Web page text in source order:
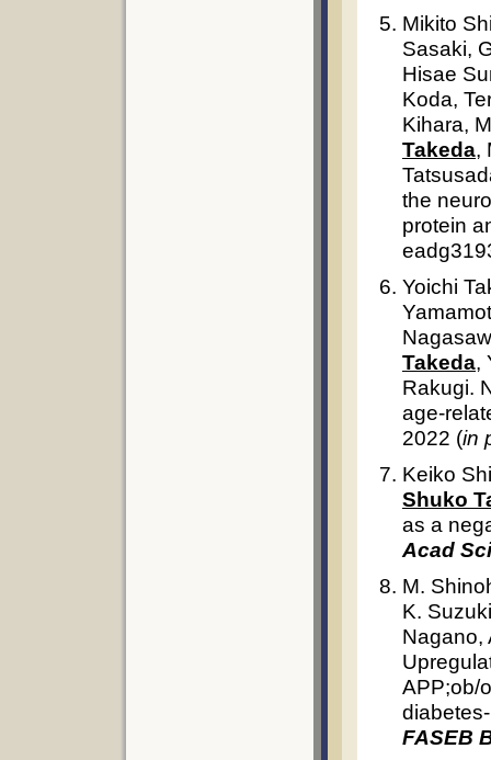
Mikito
Sasaki,
Hisae
Koda,
Kihara,
Takeda,
the
protein
Yoichi
Takeda,
Rakugi.
age-
2022 (in
Keiko
Shuko
as a
Acad
M.
K.
Nagano,
APP;ob/
FASEB